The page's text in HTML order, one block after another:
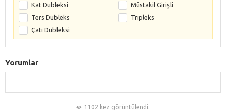
Kat Dubleksi
Müstakil Girişli
Ters Dubleks
Tripleks
Çatı Dubleksi
Yorumlar
1102 kez görüntülendi.